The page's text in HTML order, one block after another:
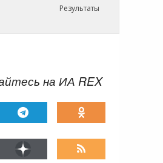
Результаты
на ИА REX